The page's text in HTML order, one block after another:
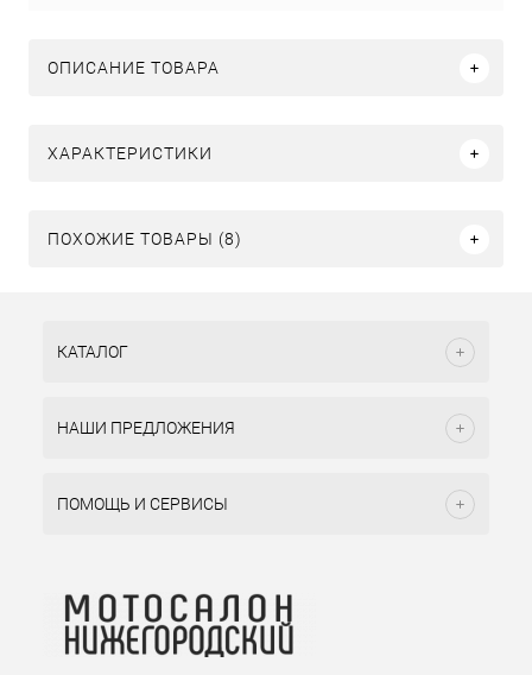
ОПИСАНИЕ ТОВАРА
ХАРАКТЕРИСТИКИ
ПОХОЖИЕ ТОВАРЫ (8)
КАТАЛОГ
НАШИ ПРЕДЛОЖЕНИЯ
ПОМОЩЬ И СЕРВИСЫ